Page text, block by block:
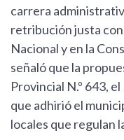
carrera
retribución justa
Nacional y en la
señaló que la
Provincial N.º 643,
que adhirió el
locales que regulan